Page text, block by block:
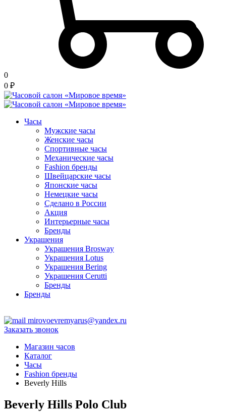
0
0 ₽
Часы
Мужские часы
Женские часы
Спортивные часы
Механические часы
Fashion бренды
Швейцарские часы
Японские часы
Немецкие часы
Сделано в России
Акция
Интерьерные часы
Бренды
Украшения
Украшения Brosway
Украшения Lotus
Украшения Bering
Украшения Cerutti
Бренды
Бренды
mirovoevremyarus@yandex.ru
Заказать звонок
Магазин часов
Каталог
Часы
Fashion бренды
Beverly Hills
Beverly Hills Polo Club